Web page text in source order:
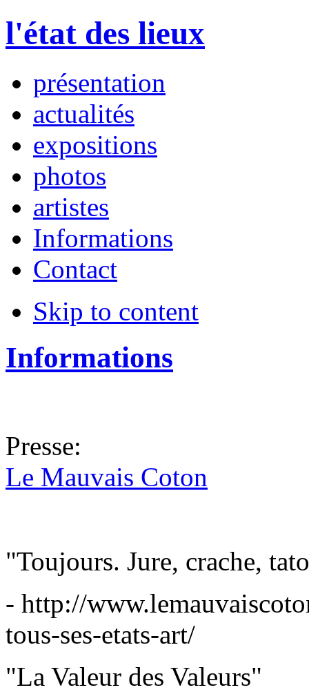
l'état des lieux
présentation
actualités
expositions
photos
artistes
Informations
Contact
Skip to content
Informations
Presse:
Le Mauvais Coton
"Toujours. Jure, crache,
- http://
tous-ses-etats-art/
"La Valeur des Valeurs"